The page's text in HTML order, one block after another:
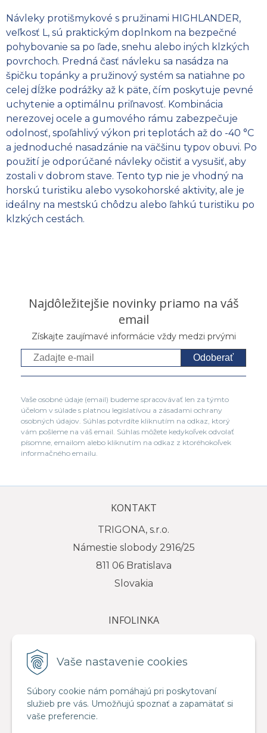
Vaše nastavenie cookies
Súbory cookie nám pomáhajú pri poskytovaní
služieb pre vás. Umožňujú spoznať a zapamätať si
vaše preferencie.
Návleky protišmykové s pružinami HIGHLANDER,
veľkosť L, sú praktickým doplnkom na bezpečné
pohybovanie sa po ľade, snehu alebo iných klzkých
povrchoch. Predná časť návleku sa nasádza na
špičku topánky a pružinový systém sa natiahne po
celej dĺžke podrážky až k päte, čím poskytuje pevné
uchytenie a optimálnu priľnavosť. Kombinácia
nerezovej ocele a gumového rámu zabezpečuje
odolnosť, spoľahlivý výkon pri teplotách až do -40 °C
a jednoduché nasadzánie na väčšinu typov obuvi. Po
použití je odporúčané návleky očistiť a vysušiť, aby
zostali v dobrom stave. Tento typ nie je vhodný na
horskú turistiku alebo vysokohorské aktivity, ale je
ideálny na mestskú chôdzu alebo ľahkú turistiku po
klzkých cestách.
Najdôležitejšie novinky priamo na váš
email
Získajte zaujímavé informácie vždy medzi prvými
Odoberať
Vaše osobné údaje (email) budeme spracovávať len za týmto
účelom v súlade s platnou legislatívou a zásadami ochrany
osobných údajov. Súhlas potvrdíte kliknutím na odkaz, ktorý
vám pošleme na váš email. Súhlas môžete kedykoľvek odvolať
písomne, emailom alebo kliknutím na odkaz z ktoréhokoľvek
informačného emailu.
KONTAKT
TRIGONA, s.r.o.
Námestie slobody 2916/25
811 06 Bratislava
Slovakia
INFOLINKA
e-mail: info@trigona.sk
VŠETKO O NÁKUPE